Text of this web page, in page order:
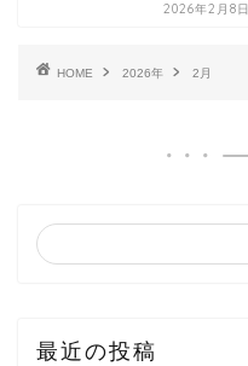
2026年2月8日
HOME 2026年 2月
最近の投稿